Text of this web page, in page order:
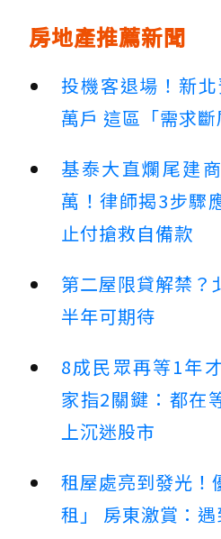
房地產推薦新聞
投機客退場！新
萬戶 這區「需求
基泰大直爛尾建
萬！律師揭3步驟
止付搶救自備款
第二屋限貸解禁？
半年可期待
8成民眾再等1年
家指2關鍵：都在
上沉迷股市
租屋處亮到發光！
租」 房東激賞：